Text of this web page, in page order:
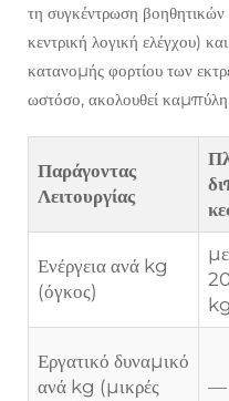
τη συγκέντρωση
κεντρική λογική ελέγχου)
κατανομής φορτίου των
ωστόσο, ακολουθεί
Παράγοντας
Λειτουργίας
Ενέργεια ανά kg
(όγκος)
Εργατικό δυναμικό
ανά kg (μικρές
—